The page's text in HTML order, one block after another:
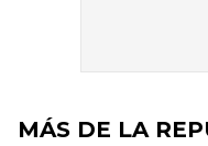
MÁS DE LA